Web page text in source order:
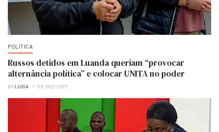
POLITICA
Russos detidos em Luanda queriam “provocar
alternância política” e colocar UNITA no poder
BY LUISA 03-DEZ-2025